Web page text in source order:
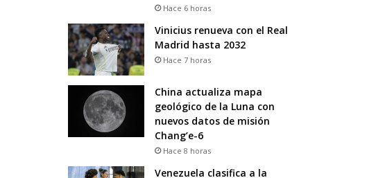
Hace 6 horas
Vinicius renueva con el Real
Madrid hasta 2032
Hace 7 horas
China actualiza mapa
geológico de la Luna con
nuevos datos de misión
Chang’e-6
Hace 8 horas
Venezuela clasifica a la